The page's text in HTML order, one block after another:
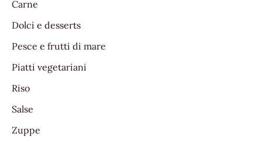
o
r
:
Carne
Dolci e desserts
Pesce e frutti di mare
Piatti vegetariani
Riso
Salse
Zuppe